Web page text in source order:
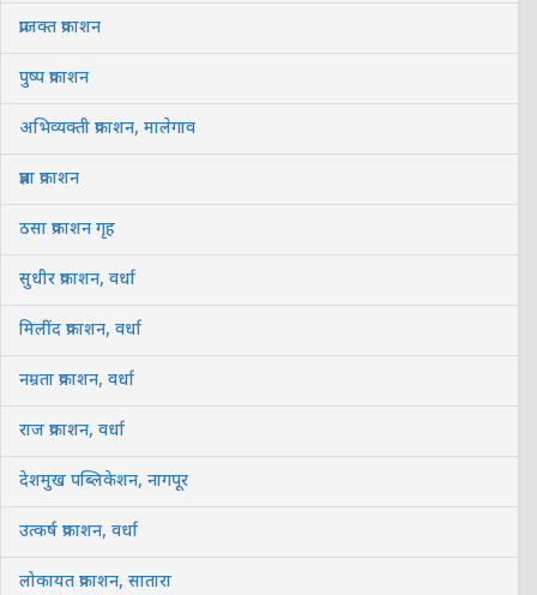
प्राजक्त प्रकाशन
पुष्प प्रकाशन
अभिव्यक्ती प्रकाशन, मालेगाव
प्रज्ञा प्रकाशन
ठसा प्रकाशन गृह
सुधीर प्रकाशन, वर्धा
मिलींद प्रकाशन, वर्धा
नम्रता प्रकाशन, वर्धा
राज प्रकाशन, वर्धा
देशमुख पब्लिकेशन, नागपूर
उत्कर्ष प्रकाशन, वर्धा
लोकायत प्रकाशन, सातारा